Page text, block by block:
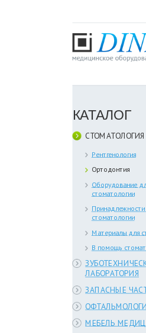
КАТАЛОГ
СТОМАТОЛОГИЯ
Рентгенология
Ортодонтия
Оборудование
стоматологии
Принадлежности
стоматологии
Материалы для
В помощь
ЛАБОРАТОРИЯ
ЗАПАСНЫЕ
МЕБЕЛЬ